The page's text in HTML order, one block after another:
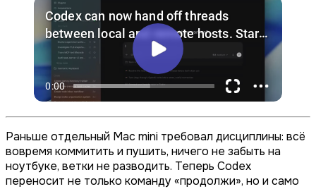
Раньше отдельный Mac mini требовал дисциплины: всё
вовремя коммитить и пушить, ничего не забыть на
ноутбуке, ветки не разводить. Теперь Codex
переносит не только команду «продолжи», но и само